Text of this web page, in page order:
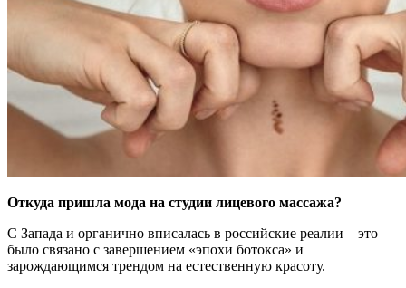
Откуда пришла мода на студии лицевого массажа?
С Запада и органично вписалась в российские реалии – это
было связано с завершением «эпохи ботокса» и
зарождающимся трендом на естественную красоту.